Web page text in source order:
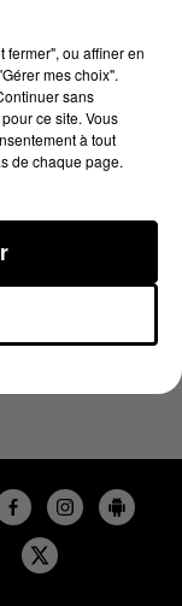
À 12H00
fermer", ou affiner en
mes choix".
sans
ce site. Vous
à tout
de chaque page.